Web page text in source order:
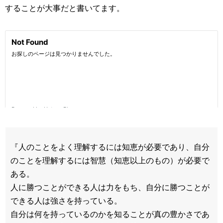
することが大事だと書いてます。
『人のことをよく理解するには知恵が必要であり、自分
のことを理解するには智慧（知恵以上のもの）が必要で
ある。
人に勝つことができる人は力をもち、自分に勝つことが
できる人は強さを持っている。
自分は何を持っているのかを知ることが真の豊かさであ